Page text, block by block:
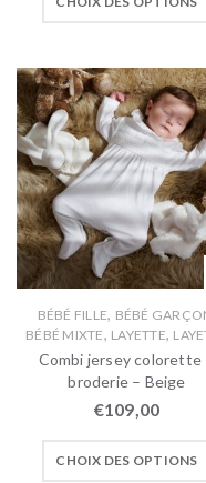
BÉBÉ FILLE, BÉBÉ
BÉBÉ MIXTE, LAYETTE,
Combi jersey colorette
broderie – Beige
€109,00
CHOIX DES OPTIONS